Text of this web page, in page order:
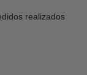
realizados